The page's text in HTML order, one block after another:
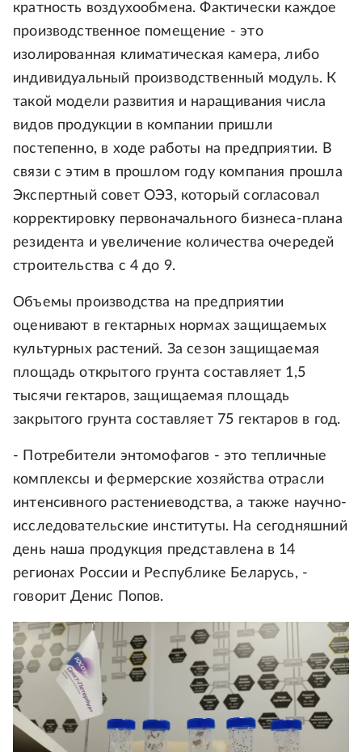
кратность воздухообмена. Фактически каждое
производственное помещение - это
изолированная климатическая камера, либо
индивидуальный производственный модуль. К
такой модели развития и наращивания числа
видов продукции в компании пришли
постепенно, в ходе работы на предприятии. В
связи с этим в прошлом году компания прошла
Экспертный совет ОЭЗ, который согласовал
корректировку первоначального бизнеса-плана
резидента и увеличение количества очередей
строительства с 4 до 9.
Объемы производства на предприятии
оценивают в гектарных нормах защищаемых
культурных растений. За сезон защищаемая
площадь открытого грунта составляет 1,5
тысячи гектаров, защищаемая площадь
закрытого грунта составляет 75 гектаров в год.
- Потребители энтомофагов - это тепличные
комплексы и фермерские хозяйства отрасли
интенсивного растениеводства, а также научно-
исследовательские институты. На сегодняшний
день наша продукция представлена в 14
регионах России и Республике Беларусь, -
говорит Денис Попов.